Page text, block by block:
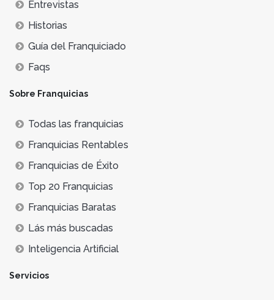
Entrevistas
Historias
Guía del Franquiciado
Faqs
Sobre Franquicias
Todas las franquicias
Franquicias Rentables
Franquicias de Éxito
Top 20 Franquicias
Franquicias Baratas
Lás más buscadas
Inteligencia Artificial
Servicios